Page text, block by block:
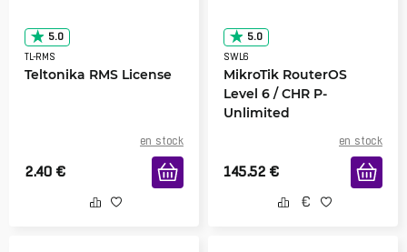
5.0
TL-RMS
Teltonika RMS License
en stock
2.40 €
5.0
SWL6
MikroTik RouterOS
Level 6 / CHR P-
Unlimited
en stock
145.52 €